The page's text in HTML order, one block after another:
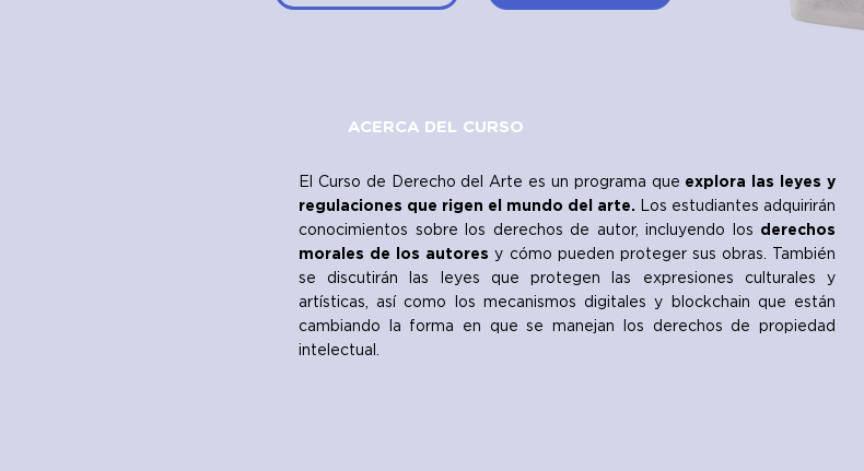
El Curso de Derecho del Arte es un programa que explora las leyes y
regulaciones que rigen el mundo del arte. Los estudiantes adquirirán
conocimientos sobre los derechos de autor, incluyendo los derechos
morales de los autores y cómo pueden proteger sus obras. También
se discutirán las leyes que protegen las expresiones culturales y
artísticas, así como los mecanismos digitales y blockchain que están
cambiando la forma en que se manejan los derechos de propiedad
intelectual.
ACERCA DEL CURSO